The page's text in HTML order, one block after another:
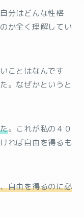
分はどんな性格
か全く理解してい
ことはなんです
。なぜかというと
。これが私の４０
れば自由を得るも
自由を得るのに必